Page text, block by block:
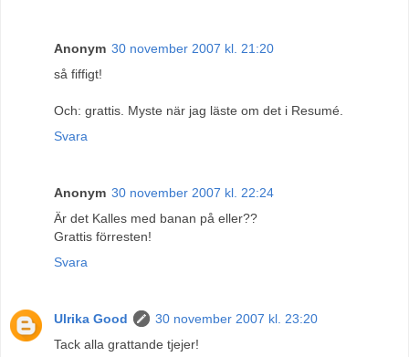
Anonym 30 november 2007 kl. 21:20
så fiffigt!
Och: grattis. Myste när jag läste om det i Resumé.
Svara
Anonym 30 november 2007 kl. 22:24
Är det Kalles med banan på eller??
Grattis förresten!
Svara
Ulrika Good
30 november 2007 kl. 23:20
Tack alla grattande tjejer!